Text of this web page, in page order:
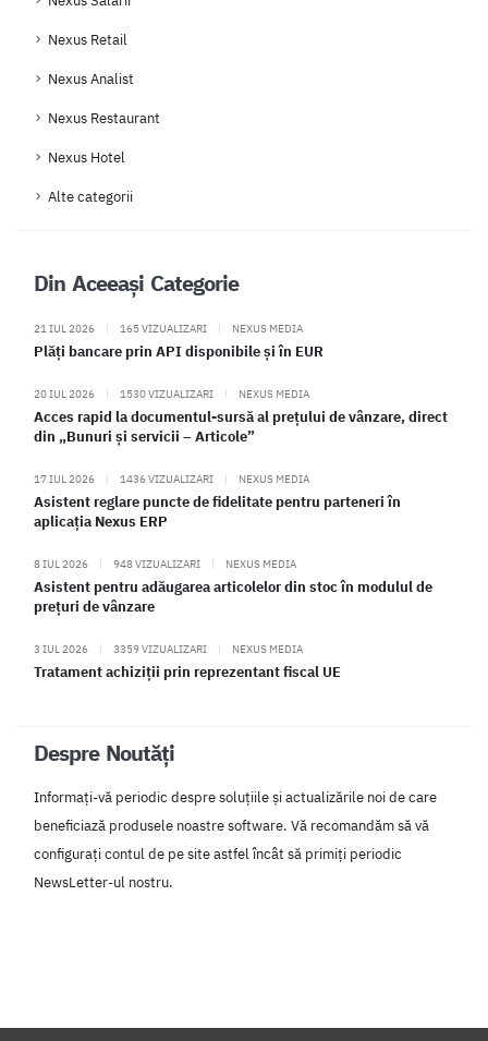
Nexus Retail
Nexus Analist
Nexus Restaurant
Nexus Hotel
Alte categorii
Din Aceeași Categorie
21 IUL 2026 | 165 VIZUALIZARI | NEXUS MEDIA
Plăți bancare prin API disponibile și în EUR
20 IUL 2026 | 1530 VIZUALIZARI | NEXUS MEDIA
Acces rapid la documentul-sursă al prețului de vânzare, direct
din „Bunuri și servicii – Articole”
17 IUL 2026 | 1436 VIZUALIZARI | NEXUS MEDIA
Asistent reglare puncte de fidelitate pentru parteneri în
aplicația Nexus ERP
8 IUL 2026 | 948 VIZUALIZARI | NEXUS MEDIA
Asistent pentru adăugarea articolelor din stoc în modulul de
prețuri de vânzare
3 IUL 2026 | 3359 VIZUALIZARI | NEXUS MEDIA
Tratament achiziții prin reprezentant fiscal UE
Despre Noutăți
Informați-vă periodic despre soluțiile și actualizările noi de care
beneficiază produsele noastre software. Vă recomandăm să vă
configurați contul de pe site astfel încât să primiți periodic
NewsLetter-ul nostru.